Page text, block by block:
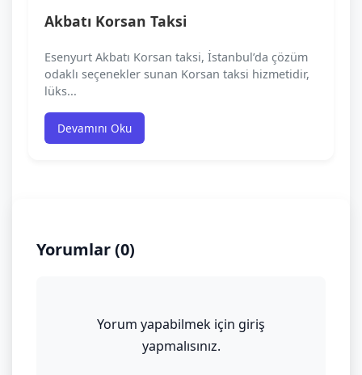
Akbatı Korsan Taksi
Esenyurt Akbatı Korsan taksi, İstanbul’da çözüm
odaklı seçenekler sunan Korsan taksi hizmetidir,
lüks...
Devamını Oku
Yorumlar (0)
Yorum yapabilmek için giriş
yapmalısınız.